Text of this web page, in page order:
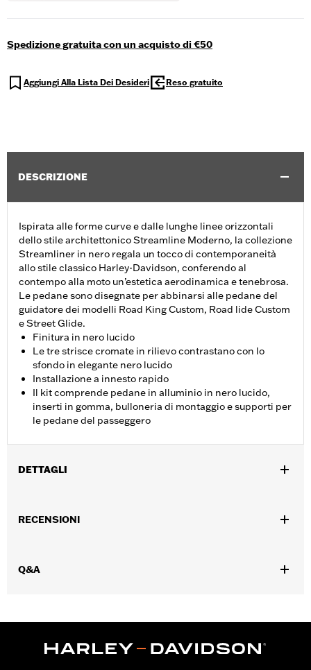
Spedizione gratuita con un acquisto di €50
Aggiungi Alla Lista Dei Desideri Reso gratuito
DESCRIZIONE
Ispirata alle forme curve e dalle lunghe linee orizzontali
dello stile architettonico Streamline Moderno, la collezione
Streamliner in nero regala un tocco di contemporaneità
allo stile classico Harley-Davidson, conferendo al
contempo alla moto un’estetica aerodinamica e tenebrosa.
Le pedane sono disegnate per abbinarsi alle pedane del
guidatore dei modelli Road King Custom, Road lide Custom
e Street Glide.
Finitura in nero lucido
Le tre strisce cromate in rilievo contrastano con lo
sfondo in elegante nero lucido
Installazione a innesto rapido
Il kit comprende pedane in alluminio in nero lucido,
inserti in gomma, bulloneria di montaggio e supporti per
le pedane del passeggero
DETTAGLI
poi). Non compatibile con modelli Trike.
Posizione guidatore:
e istruzioni per l’installazione
RECENSIONI
Q&A